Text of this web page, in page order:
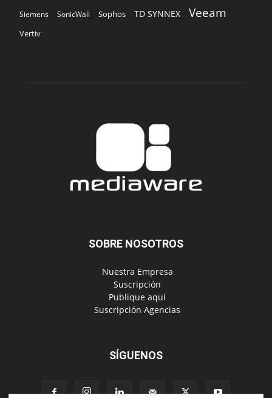
Siemens SonicWall Sophos TD SYNNEX Veeam
Vertiv
SOBRE NOSOTROS
‎ Nuestra Empresa
‎ Suscripción
‎ Publique aquí
‎ Suscripción Agencias
SÍGUENOS